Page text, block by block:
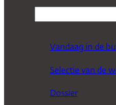
Vandaag in de
Selectie van de
Dossier